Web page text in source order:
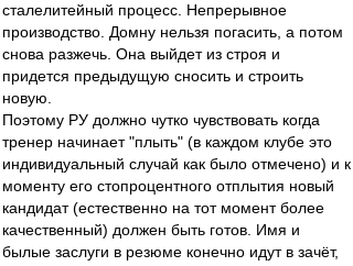
сталелитейный процесс. Непрерывное
производство. Домну нельзя погасить, а потом
снова разжечь. Она выйдет из строя и
придется предыдущую сносить и строить
новую.
Поэтому РУ должно чутко чувствовать когда
тренер начинает "плыть" (в каждом клубе это
индивидуальный случай как было отмечено) и к
моменту его стопроцентного отплытия новый
кандидат (естественно на тот момент более
качественный) должен быть готов. Имя и
былые заслуги в резюме конечно идут в зачёт,